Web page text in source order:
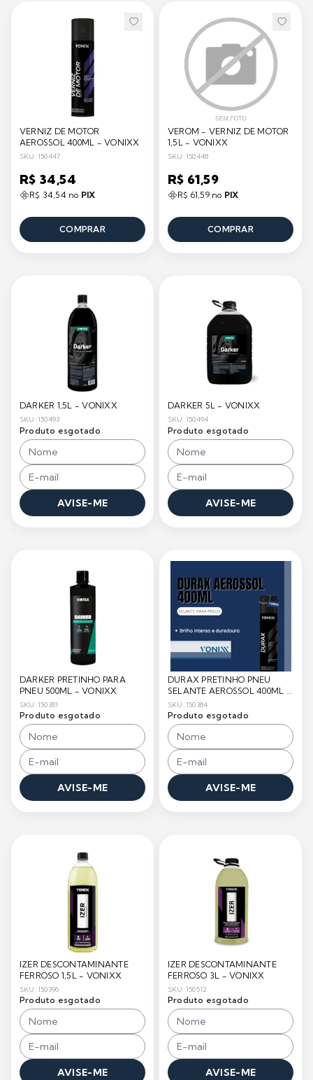
VERNIZ DE MOTOR
AEROSSOL 400ML - VONIXX
SKU: 150447
R$ 34,54
R$ 34,54 no PIX
COMPRAR
VEROM - VERNIZ DE MOTOR
1,5L - VONIXX
SKU: 150448
R$ 61,59
R$ 61,59 no PIX
COMPRAR
DARKER 1,5L - VONIXX
SKU: 150493
Produto esgotado
AVISE-ME
DARKER 5L - VONIXX
SKU: 150494
Produto esgotado
AVISE-ME
DARKER PRETINHO PARA
PNEU 500ML - VONIXX
SKU: 150381
Produto esgotado
AVISE-ME
DURAX PRETINHO PNEU
SELANTE AEROSSOL 400ML -
VONIXX
SKU: 150384
Produto esgotado
AVISE-ME
IZER DESCONTAMINANTE
FERROSO 1,5L - VONIXX
SKU: 150396
Produto esgotado
AVISE-ME
IZER DESCONTAMINANTE
FERROSO 3L - VONIXX
SKU: 150512
Produto esgotado
AVISE-ME